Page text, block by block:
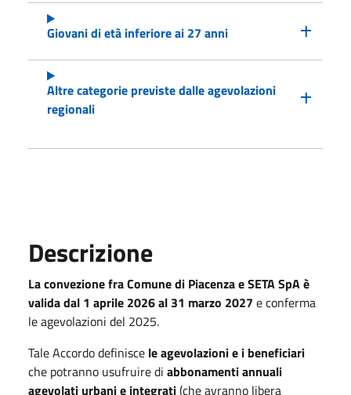
Giovani di età inferiore ai 27 anni
Altre categorie previste dalle agevolazioni
regionali
Descrizione
La convezione fra Comune di Piacenza e SETA SpA è
valida dal 1 aprile 2026 al 31 marzo 2027 e conferma
le agevolazioni del 2025.
Tale Accordo definisce le agevolazioni e i beneficiari
che potranno usufruire di abbonamenti annuali
agevolati urbani e integrati(che avranno libera